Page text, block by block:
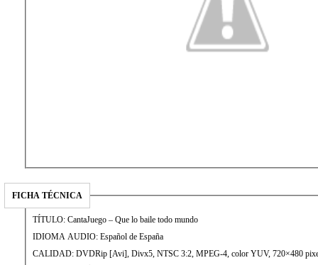
FICHA TÉCNICA
TÍTULO: CantaJuego – Que lo baile todo mundo
IDIOMA AUDIO: Español de España
CALIDAD: DVDRip [Avi], Divx5, NTSC 3:2, MPEG-4, color YUV, 720×480